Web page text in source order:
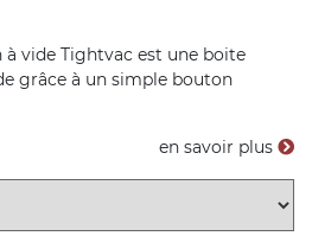
vide Tightvac est une boite
grâce à un simple bouton
en savoir plus